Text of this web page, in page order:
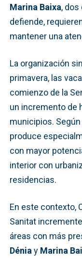
Marina Baixa,
defiende,
mantener una
La organización
primavera, las
comienzo de la
un incremento de
municipios.
produce
con mayor
interior con
residencias.
En este contexto,
Sanitat
áreas con más
Dénia y Marina